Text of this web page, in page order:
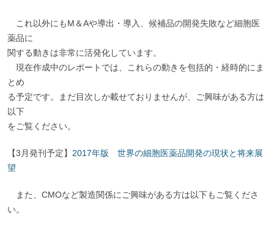
これ以外にもM＆Aや導出・導入、候補品の開発失敗など細胞医
薬品に
関する動きは非常に活発化しています。
現在作成中のレポートでは、これらの動きを包括的・経時的にま
とめ
る予定です。まだ目次しか載せておりませんが、ご興味がある方は
以下
をご覧ください。
【3月発刊予定】 2017年版 世界の細胞医薬品開発の現状と将来展
望
また、CMOなど製造関係にご興味がある方は以下もご覧くださ
い。